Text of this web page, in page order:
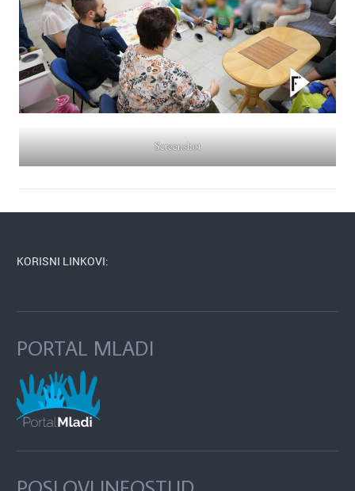
Screenshot
KORISNI LINKOVI:
PORTAL MLADI